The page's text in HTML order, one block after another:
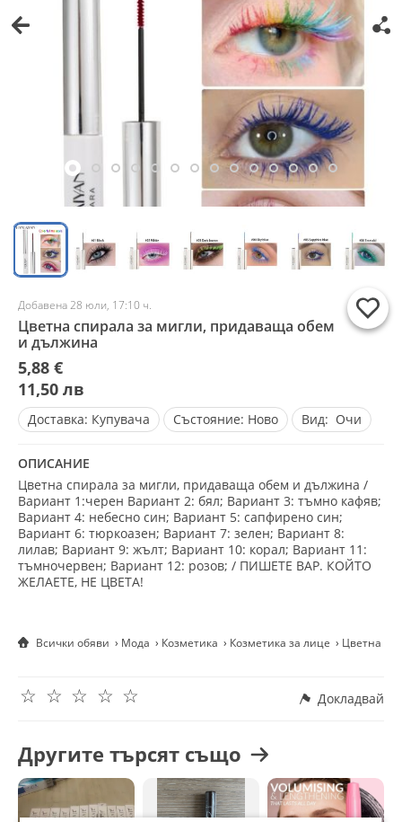
Добавена 28 юли, 17:10 ч.
Цветна спирала за мигли, придаваща обем
и дължина
5,88 €
11,50 лв
Доставка: Купувача Състояние: Ново Вид: Очи
ОПИСАНИЕ
Цветна спирала за мигли, придаваща обем и дължина /
Вариант 1:черен Вариант 2: бял; Вариант 3: тъмно кафяв;
Вариант 4: небесно син; Вариант 5: сапфирено син;
Вариант 6: тюркоазен; Вариант 7: зелен; Вариант 8:
лилав; Вариант 9: жълт; Вариант 10: корал; Вариант 11:
тъмночервен; Вариант 12: розов; / ПИШЕТЕ ВАР. КОЙТО
ЖЕЛАЕТЕ, НЕ ЦВЕТА!
Всички обяви Мода Козметика Козметика за лице Цветна
☆
☆
☆
☆
☆ Докладвай
Другите търсят също